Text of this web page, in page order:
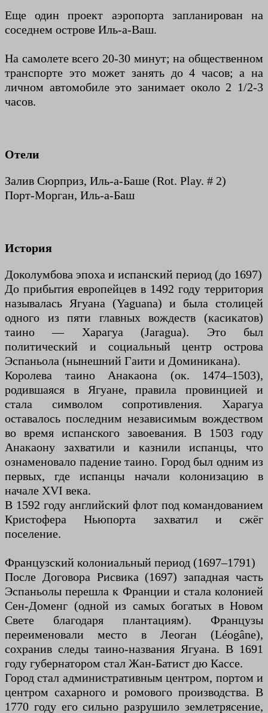
Еще один проект аэропорта запланирован на
соседнем острове Иль-а-Ваш.
На самолете всего 20-30 минут; на общественном
транспорте это может занять до 4 часов; а на
личном автомобиле это занимает около 2 1/2-3
часов.
Отели
Залив Сюрприз, Иль-а-Баше (Rot. Play. # 2)
Порт-Морган, Иль-а-Баш
История
Доколумбова эпоха и испанский период (до 1697)
До прибытия европейцев в 1492 году территория
называлась Ягуана (Yaguana) и была столицей
одного из пяти главных вождеств (касикатов)
таино — Харагуа (Jaragua). Это был
политический и социальный центр острова
Эспаньола (нынешний Гаити и Доминикана).
Королева таино Анакаона (ок. 1474–1503),
родившаяся в Ягуане, правила провинцией и
стала символом сопротивления. Харагуа
оставалось последним независимым вождеством
во время испанского завоевания. В 1503 году
Анакаону захватили и казнили испанцы, что
ознаменовало падение таино. Город был одним из
первых, где испанцы начали колонизацию в
начале XVI века.
В 1592 году английский флот под командованием
Кристофера Ньюпорта захватил и сжёг
поселение.
Французский колониальный период (1697–1791)
После Договора Рисвика (1697) западная часть
Эспаньолы перешла к Франции и стала колонией
Сен-Доменг (одной из самых богатых в Новом
Свете благодаря плантациям). Французы
переименовали место в Леоган (Léogâne),
сохранив следы таино-названия Ягуана. В 1691
году губернатором стал Жан-Батист дю Кассе.
Город стал административным центром, портом и
центром сахарного и ромового производства. В
1770 году его сильно разрушило землетрясение,